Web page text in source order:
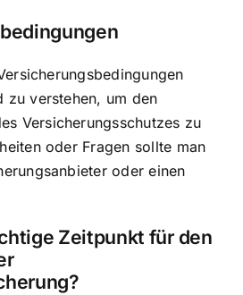
zu verstehen, um den
Versicherungsschutzes zu
oder Fragen sollte man
oder einen
Zeitpunkt für den